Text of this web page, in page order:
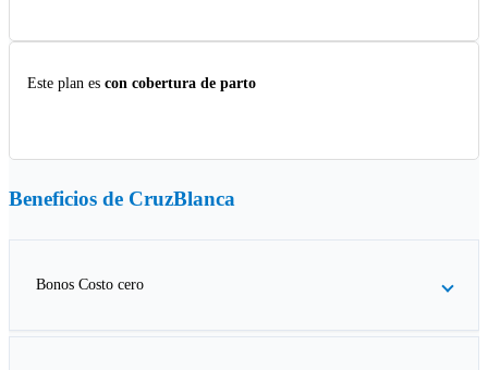
Este plan es con cobertura de parto
Beneficios de CruzBlanca
Bonos Costo cero